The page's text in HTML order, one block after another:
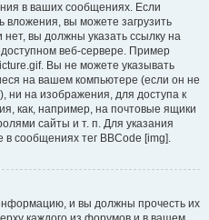
в ваших сообщениях. Если
вы можете загрузить
вы должны указать ссылку на
веб-сервере. Пример
Вы не можете указывать
на вашем компьютере (если он не
ни на изображения, для доступа к
как, например, на почтовые ящики
сайты и т. п. Для указания
в сообщениях тег BBCode [img].
и вы должны прочесть их